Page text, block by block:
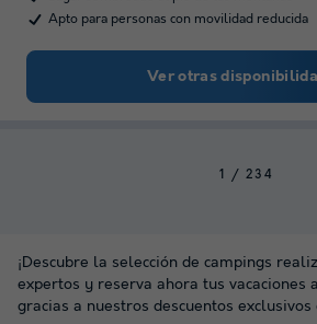
Apto para personas con movilidad reducida
Ver otras
1 2 3 4
¡Descubre la selección de campings
expertos y reserva ahora tus vacaciones
gracias a nuestros descuentos